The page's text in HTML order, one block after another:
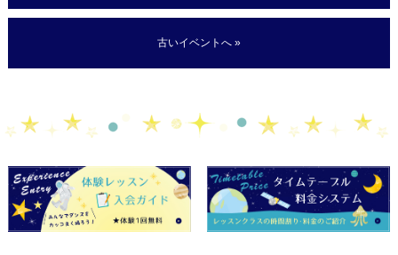
古いイベントへ »